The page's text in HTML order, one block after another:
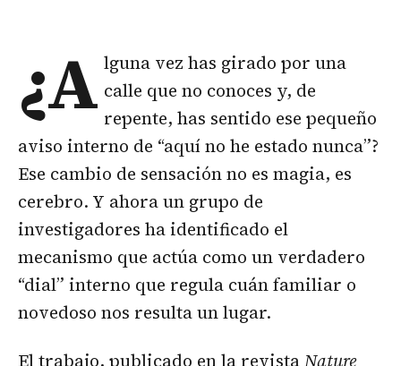
¿A lguna vez has girado por una
calle que no conoces y, de
repente, has sentido ese pequeño
aviso interno de “aquí no he estado nunca”?
Ese cambio de sensación no es magia, es
cerebro. Y ahora un grupo de
investigadores ha identificado el
mecanismo que actúa como un verdadero
“dial” interno que regula cuán familiar o
novedoso nos resulta un lugar.
El trabajo, publicado en la revistaNature